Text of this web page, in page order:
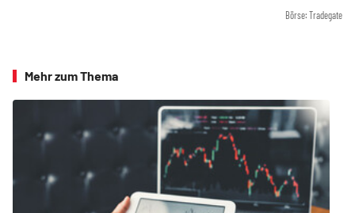
Börse: Tradegate
Mehr zum Thema